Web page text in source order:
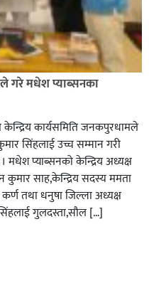
गरे मधेश प्याब्सनका
कार्यसमिति जनकपुरधामले
सिंहलाई उच्च सम्मान गरी
प्याब्सनको केन्द्रिय अध्यक्ष
कुमार साह,केन्द्रिय सदस्य ममता
तथा धनुषा जिल्ला अध्यक्ष
गुलदस्ता,सौल […]